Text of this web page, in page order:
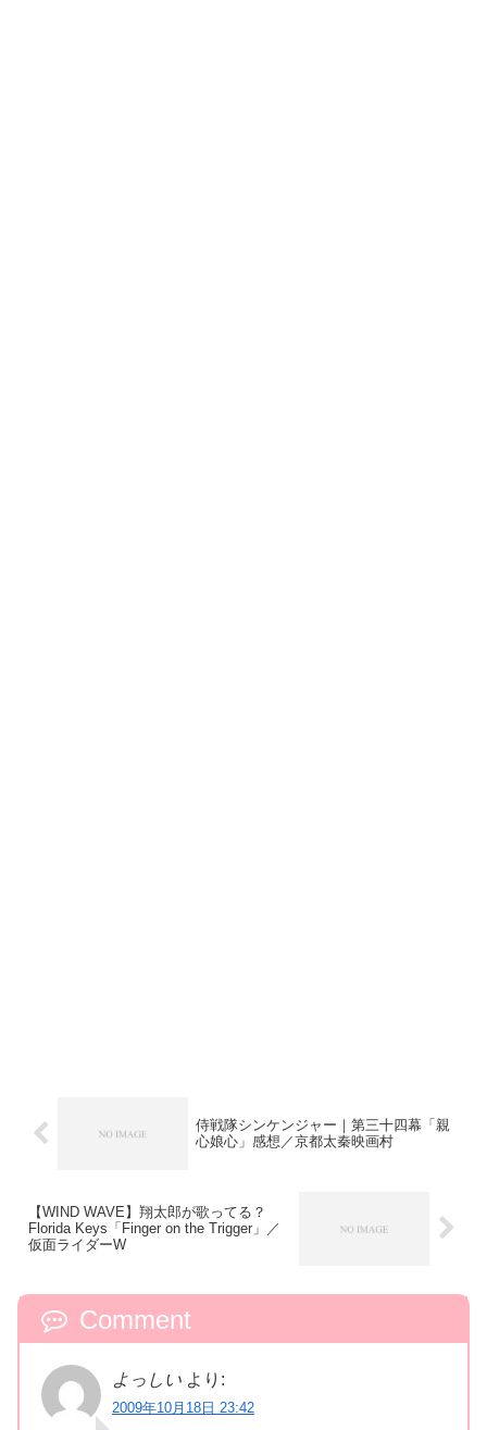
侍戦隊シンケンジャー｜第三十四幕「親
心娘心」感想／京都太秦映画村
【WIND WAVE】翔太郎が歌ってる？
Florida Keys「Finger on the Trigger」／
仮面ライダーW
Comment
よっしい より:
2009年10月18日 23:42